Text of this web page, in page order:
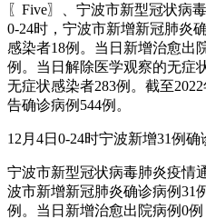
〖Five〗、宁波市新型冠状病
0-24时，宁波市新增新冠肺炎
感染者18例。当日新增治愈出
例。当日解除医学观察的无症
无症状感染者283例。截至
告确诊病例544例。
12月4日0-24时宁波新增31例确
宁波市新型冠状病毒肺炎疫情
波市新增新冠肺炎确诊病例31
例。当日新增治愈出院病例0